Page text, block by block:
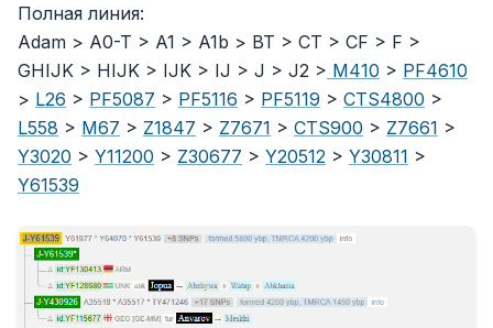
Полная линия:
Adam > A0-T > A1 > A1b > BT > CT > CF > F >
GHIJK > HIJK > IJK > IJ > J > J2 > M410 > PF4610
> L26 > PF5087 > PF5116 > PF5119 > CTS4800 >
L558 > M67 > Z1847 > Z7671 > CTS900 > Z7661 >
Y3020 > Y11200 > Z30677 > Y20512 > Y30811 >
Y61539